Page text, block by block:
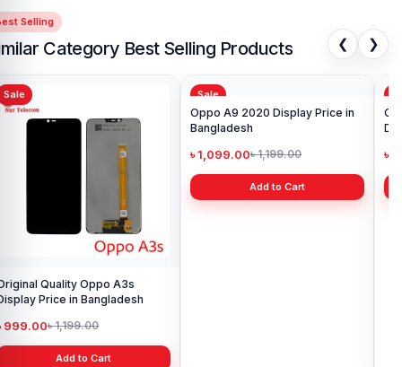
Selling
Category Best Selling Products ❮ ❯
Sale
Quality Oppo A3s
Price in Bangladesh
999.00৳ 1,199.00
Add to Cart
Sale